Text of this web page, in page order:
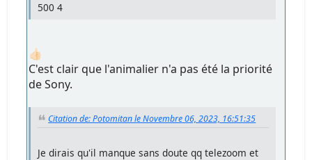
500 4
👍🏻
C'est clair que l'animalier n'a pas été la priorité
de Sony.
Citation de: Potomitan le Novembre 06, 2023, 16:51:35
Je dirais qu'il manque sans doute qq telezoom et